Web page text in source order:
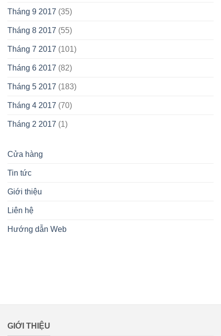
Tháng 9 2017 (35)
Tháng 8 2017 (55)
Tháng 7 2017 (101)
Tháng 6 2017 (82)
Tháng 5 2017 (183)
Tháng 4 2017 (70)
Tháng 2 2017 (1)
Cửa hàng
Tin tức
Giới thiệu
Liên hệ
Hướng dẫn Web
GIỚI THIỆU